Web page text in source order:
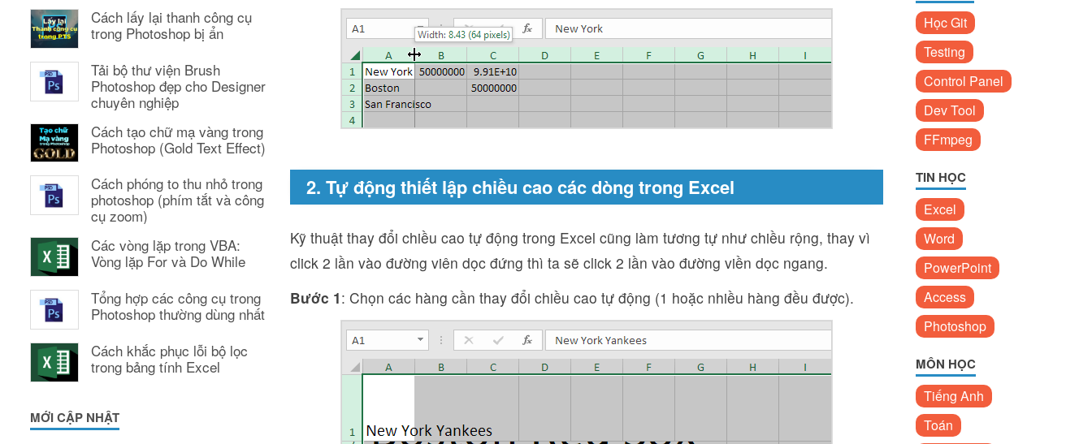
Cách lấy lại thanh công cụ
trong Photoshop bị ẩn
Tải bộ thư viện Brush
Photoshop đẹp cho Designer
chuyên nghiệp
Cách tạo chữ mạ vàng trong
Photoshop (Gold Text Effect)
Cách phóng to thu nhỏ trong
photoshop (phím tắt và công
cụ zoom)
Các vòng lặp trong VBA:
Vòng lặp For và Do While
Tổng hợp các công cụ trong
Photoshop thường dùng nhất
Cách khắc phục lỗi bộ lọc
trong bảng tính Excel
MỚI CẬP NHẬT
2. Tự động thiết lập chiều cao các dòng trong Excel
Kỹ thuật thay đổi chiều cao tự động trong Excel cũng làm tương tự như chiều rộng, thay vì
click 2 lần vào đường viên dọc đứng thì ta sẽ click 2 lần vào đường viền dọc ngang.
Bước 1: Chọn các hàng cần thay đổi chiều cao tự động (1 hoặc nhiều hàng đều được).
Học Git
Testing
Control Panel
Dev Tool
FFmpeg
TIN HỌC
Excel
Word
PowerPoint
Access
Photoshop
MÔN HỌC
Tiếng Anh
Toán